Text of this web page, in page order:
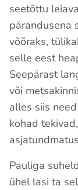
seetõttu
pärandusena
võõraks,
selle eest
Seepärast
või
alles siis
kohad
Pauliga
ühel lasi ta